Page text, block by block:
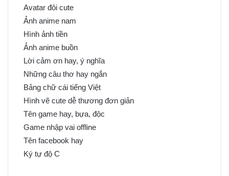
Avatar đôi cute
Ảnh anime nam
Hình ảnh tiền
Ảnh anime buồn
Lời cảm ơn hay, ý nghĩa
Những câu thơ hay ngắn
Bảng chữ cái tiếng Việt
Hình vẽ cute dễ thương đơn giản
Tên game hay, bựa, độc
Game nhập vai offline
Tên facebook hay
Ký tự độ C